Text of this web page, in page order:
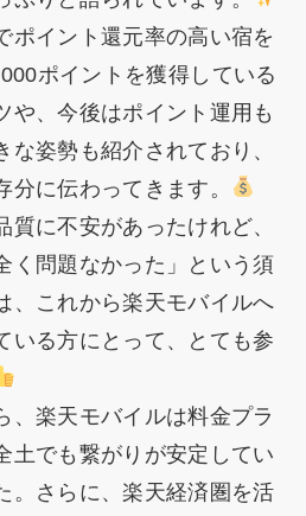
ポイント還元率の高い宿を
ポイントを獲得している
や、今後はポイント運用も
姿勢も紹介されており、
に伝わってきます。
質に不安があったけれど、
く問題なかった」という須
、これから楽天モバイルへ
いる方にとって、とても参
、楽天モバイルは料金プラ
土でも繋がりが安定してい
。さらに、楽天経済圏を活